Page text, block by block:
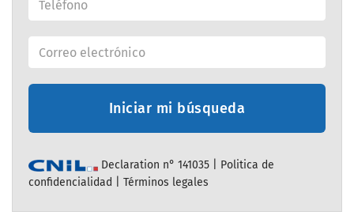
Iniciar mi búsqueda
Declaration n° 141035 | Politica de
confidencialidad
Términos legales